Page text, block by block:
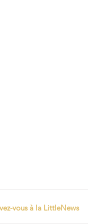
vous à la LittleNews